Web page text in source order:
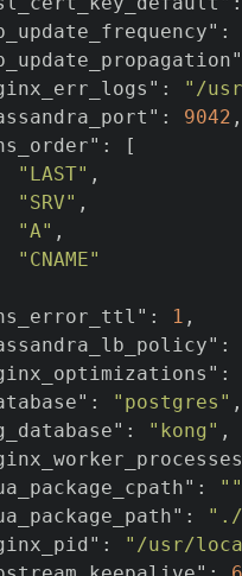
:
:
"/
: 9042 ,
: [
"LAST" ,
"SRV" ,
"A" ,
"CNAME"
: 1 ,
:
:
: "postgres" ,
: "kong" ,
: ""
:
:
"/usr/